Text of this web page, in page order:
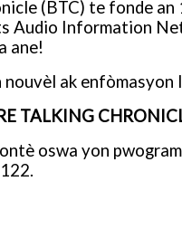
(BTC) te fonde
Audio Information
ane!
ak
TALKING
oswa yon